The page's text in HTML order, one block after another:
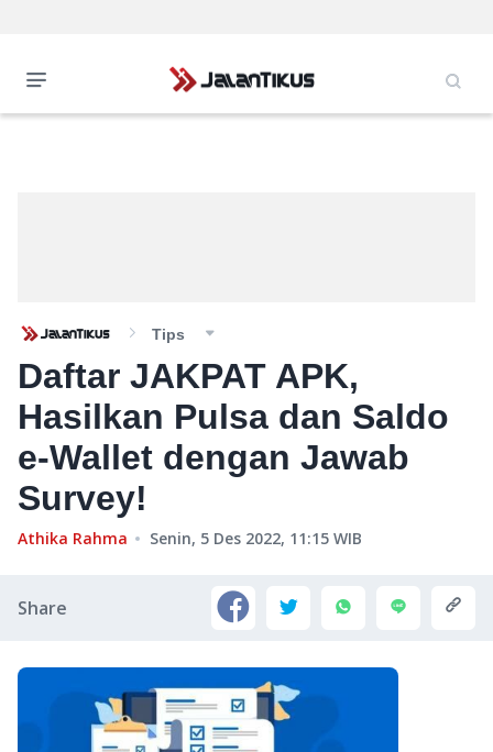
Tips
Daftar JAKPAT APK,
Hasilkan Pulsa dan Saldo
e-Wallet dengan Jawab
Survey!
Athika Rahma Senin, 5 Des 2022, 11:15 WIB
Share